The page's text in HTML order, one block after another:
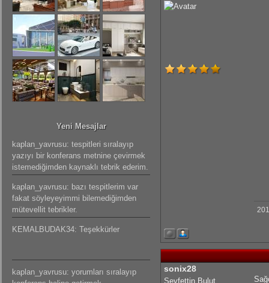
sonix28
Seyfettin Bulut
Yeni Mesajlar
kaplan_yavrusu: tespitleri sıralayıp
yazıyı bir konferans metnine çevirmek
istemediğimden kaynaklı tebrik ederim.
kaplan_yavrusu: bazı tespitlerim var
fakat söyleyeyimmi bilemediğimden
mütevellit tebrikler.
KEMALBUDAK34: Teşekkürler
kaplan_yavrusu: yorumları sıralayıp